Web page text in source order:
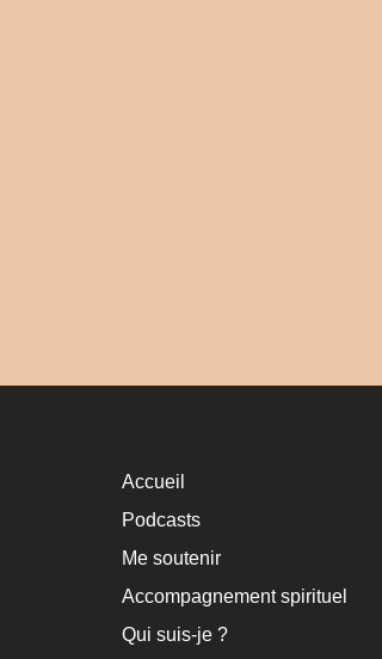
Accueil
Podcasts
Me soutenir
Accompagnement spirituel
Qui suis-je ?